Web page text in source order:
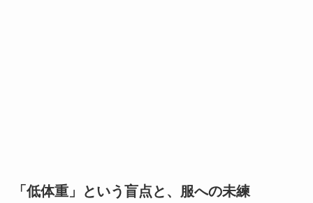
「低体重」という盲点と、服への未練